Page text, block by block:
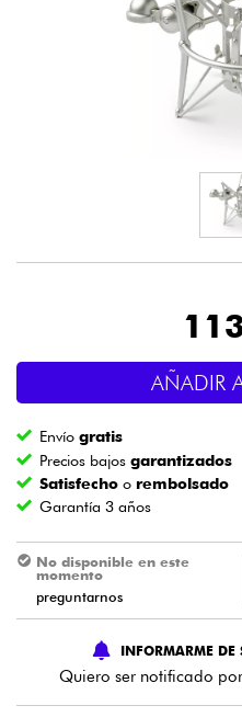
Batería y percusión
Vientos
Violines y cuarteto
Niños
HiFi
AÑADIR
Envíogratis
Precios bajosgarantizados
Satisfecho o rembolsado
Garantía 3 años
No disponible en este
momento
preguntarnos
INFORMARME DE
Quiero ser notificado